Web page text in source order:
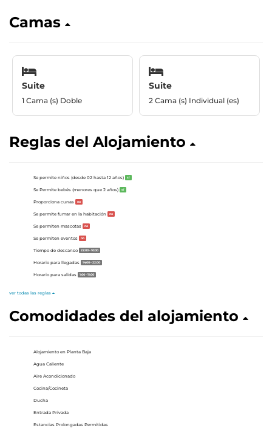
Camas
Suite
1 Cama (s) Doble
Suite
2 Cama (s) Individual (es)
Reglas del Alojamiento
Se permite niños (desde 02 hasta 12 años) sí
Se Permite bebés (menores que 2 años) sí
Proporciona cunas no
Se permite fumar en la habitación no
Se permiten mascotas no
Se permiten eventos no
Tiempo de descanso 22:00 - 10:00
Horario para llegadas 14:00 - 22:00
Horario para salidas 1:00 - 11:00
ver todas las reglas
Comodidades del alojamiento
Alojamiento en Planta Baja
Agua Caliente
Aire Acondicionado
Cocina/Cocineta
Ducha
Entrada Privada
Estancias Prolongadas Permitidas